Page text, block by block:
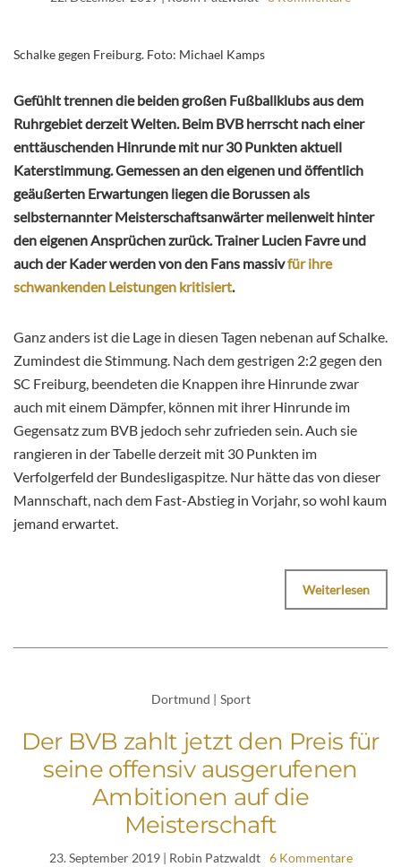
Schalke gegen Freiburg. Foto: Michael Kamps
Gefühlt trennen die beiden großen Fußballklubs aus dem
Ruhrgebiet derzeit Welten. Beim BVB herrscht nach einer
enttäuschenden Hinrunde mit nur 30 Punkten aktuell
Katerstimmung. Gemessen an den eigenen und öffentlich
geäußerten Erwartungen liegen die Borussen als
selbsternannter Meisterschaftsanwärter meilenweit hinter
den eigenen Ansprüchen zurück. Trainer Lucien Favre und
auch der Kader werden von den Fans massivfür ihre
schwankenden Leistungen kritisiert.
Ganz anders ist die Lage in diesen Tagen nebenan auf Schalke.
Zumindest die Stimmung. Nach dem gestrigen 2:2 gegen den
SC Freiburg, beendeten die Knappen ihre Hinrunde zwar
auch mit einem Dämpfer, können mit ihrer Hinrunde im
Gegensatz zum BVB jedoch sehr zufrieden sein. Auch sie
rangieren in der Tabelle derzeit mit 30 Punkten im
Verfolgerfeld der Bundesligaspitze. Nur hätte das von dieser
Mannschaft, nach dem Fast-Abstieg in Vorjahr, so wohl kaum
jemand erwartet.
Weiterlesen
Dortmund | Sport
Der BVB zahlt jetzt den Preis für
seine offensiv ausgerufenen
Ambitionen auf die
Meisterschaft
23. September 2019| Robin Patzwaldt 6 Kommentare